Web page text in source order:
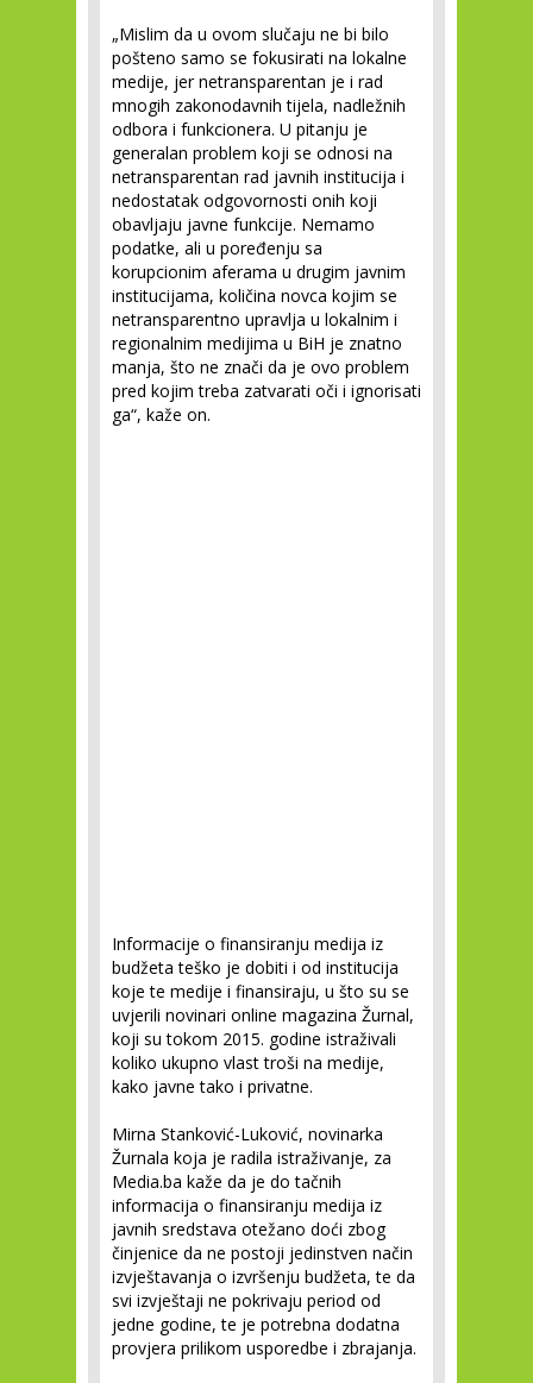
„Mislim da u ovom slučaju ne bi bilo
pošteno samo se fokusirati na lokalne
medije, jer netransparentan je i rad
mnogih zakonodavnih tijela, nadležnih
odbora i funkcionera. U pitanju je
generalan problem koji se odnosi na
netransparentan rad javnih institucija i
nedostatak odgovornosti onih koji
obavljaju javne funkcije. Nemamo
podatke, ali u poređenju sa
korupcionim aferama u drugim javnim
institucijama, količina novca kojim se
netransparentno upravlja u lokalnim i
regionalnim medijima u BiH je znatno
manja, što ne znači da je ovo problem
pred kojim treba zatvarati oči i ignorisati
ga“, kaže on.
Informacije o finansiranju medija iz
budžeta teško je dobiti i od institucija
koje te medije i finansiraju, u što su se
uvjerili novinari online magazina Žurnal,
koji su tokom 2015. godine istraživali
koliko ukupno vlast troši na medije,
kako javne tako i privatne.
Mirna Stanković-Luković, novinarka
Žurnala koja je radila istraživanje, za
Media.ba kaže da je do tačnih
informacija o finansiranju medija iz
javnih sredstava otežano doći zbog
činjenice da ne postoji jedinstven način
izvještavanja o izvršenju budžeta, te da
svi izvještaji ne pokrivaju period od
jedne godine, te je potrebna dodatna
provjera prilikom usporedbe i zbrajanja.